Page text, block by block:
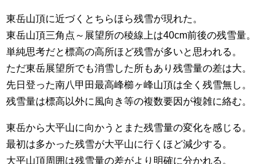
東岳山頂に近づくとちらほら残雪が現れた。
東岳山頂三角点～展望所の稜線上は40cm前後の残雪量。
単純思考だと標高の高所ほど残雪が多いと思われる。
ただ東岳展望所でも消雪した所もあり残雪量の差は大。
先日登った南八甲田最高峰櫛ヶ峰山頂は全く残雪無し。
残雪量は標高以外に風向き等の複数要因が複雑に絡む。
東岳から大平山に向かうとまた残雪量の変化を感じる。
最初は多かった残雪が大平山に行くほど減少する。
大平山頂周囲は残雪量の差がより明確に分かれる。